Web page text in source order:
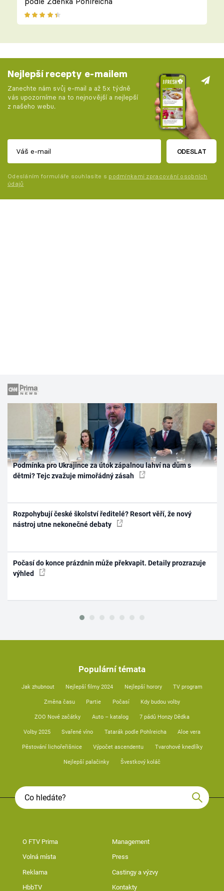
Nejlepší recepty e-mailem
Zanechte nám svůj e-mail a až 5x týdně
vás upozorníme na to nejnovější a nejlepší
z našeho webu.
ODESLAT
Odesláním formuláře souhlasíte s podmínkami zpracování osobních
údajů
Podmínka pro Ukrajince za útok zápalnou lahví na dům s
dětmi? Tejc zvažuje mimořádný zásah
Rozpohybují české školství ředitelé? Resort věří, že nový
nástroj utne nekonečné debaty
Počasí do konce prázdnin může překvapit. Detaily prozrazuje
výhled
Populární témata
Jak zhubnout Nejlepší filmy 2024 Nejlepší horory TV program
Změna času Partie Počasí Kdy budou volby
ZOO Nové začátky Auto – katalog 7 pádů Honzy Dědka
Volby 2025 Svařené víno Tatarák podle Pohlreicha Aloe vera
Pěstování lichořeřišnice Výpočet ascendentu Tvarohové knedlíky
Nejlepší palačinky Švestkový koláč
O FTV Prima Management
Volná místa Press
Reklama Castingy a výzvy
HbbTV Kontakty